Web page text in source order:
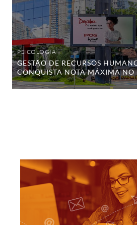
do
IPOG
conquista
nota
máxima
no
MEC
PSICOLOGIA
GESTÃO DE RECURSOS
CONQUISTA NOTA MÁXIMA NO